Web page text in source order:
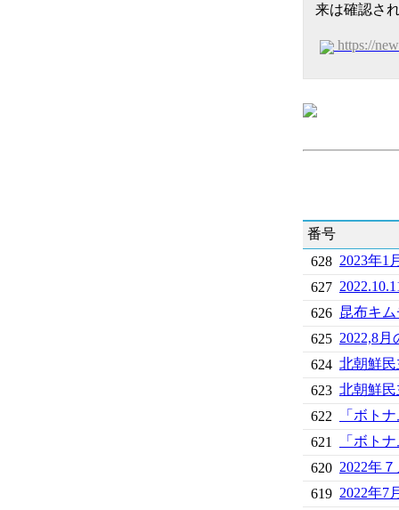
来は確認さ
https://
番号
628 2023年1
627
626 昆布キ
625 2022,8
624 北朝鮮
623 北朝鮮
622
「ボト
621
「ボト
620 2022年
619 2022年7